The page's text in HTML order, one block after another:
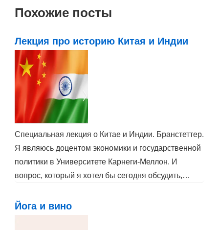
записям
Похожие посты
Лекция про историю Китая и Индии
Специальная лекция о Китае и Индии. Бранстеттер.
Я являюсь доцентом экономики и государственной
политики в Университете Карнеги-Меллон. И
вопрос, который я хотел бы сегодня обсудить,…
Йога и вино